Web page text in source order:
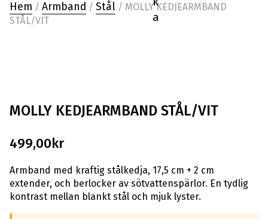
Hem / Armband / Stål / MOLLY KEDJEARMBAND
STÅL/VIT
MOLLY KEDJEARMBAND STÅL/VIT
499,00kr
Armband med kraftig stålkedja, 17,5 cm + 2 cm
extender, och berlocker av sötvattenspärlor. En tydlig
kontrast mellan blankt stål och mjuk lyster.